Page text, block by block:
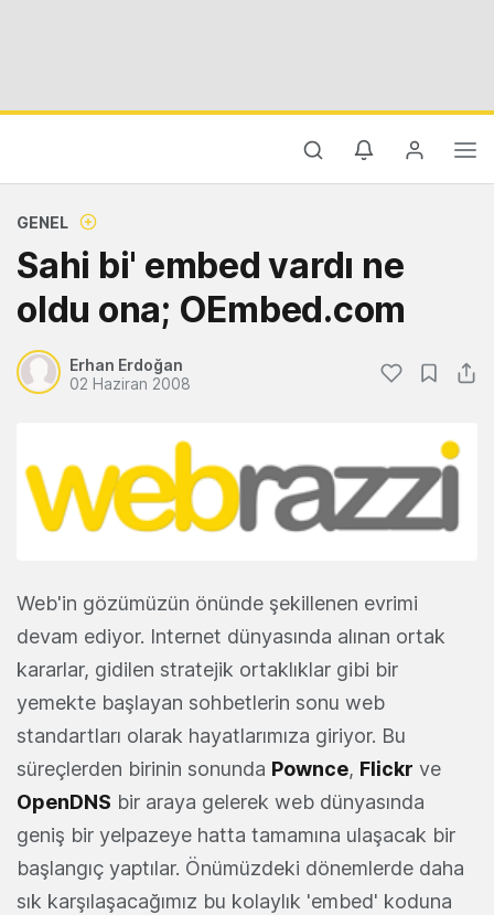
GENEL
Sahi bi' embed vardı ne
oldu ona; OEmbed.com
Erhan Erdoğan
02 Haziran 2008
Web'in gözümüzün önünde şekillenen evrimi
devam ediyor. Internet dünyasında alınan ortak
kararlar, gidilen stratejik ortaklıklar gibi bir
yemekte başlayan sohbetlerin sonu web
standartları olarak hayatlarımıza giriyor. Bu
süreçlerden birinin sonunda Pownce, Flickr ve
OpenDNS bir araya gelerek web dünyasında
geniş bir yelpazeye hatta tamamına ulaşacak bir
başlangıç yaptılar. Önümüzdeki dönemlerde daha
sık karşılaşacağımız bu kolaylık 'embed' koduna